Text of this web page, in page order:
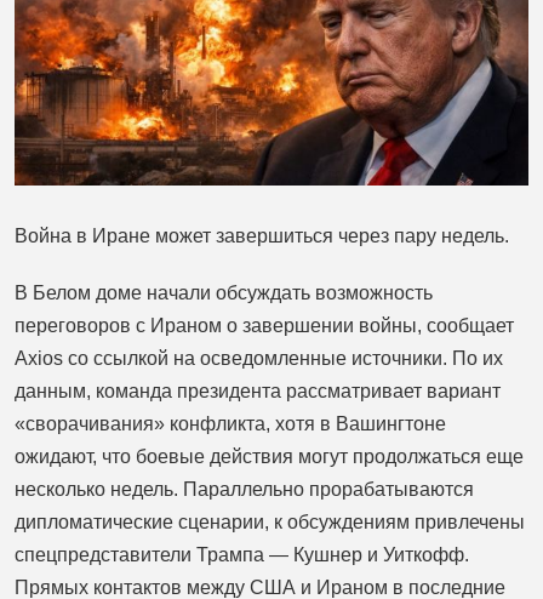
Война в Иране может завершиться через пару недель.
В Белом доме начали обсуждать возможность
переговоров с Ираном о завершении войны, сообщает
Axios со ссылкой на осведомленные источники. По их
данным, команда президента рассматривает вариант
«сворачивания» конфликта, хотя в Вашингтоне
ожидают, что боевые действия могут продолжаться еще
несколько недель. Параллельно прорабатываются
дипломатические сценарии, к обсуждениям привлечены
спецпредставители Трампа — Кушнер и Уиткофф.
Прямых контактов между США и Ираном в последние